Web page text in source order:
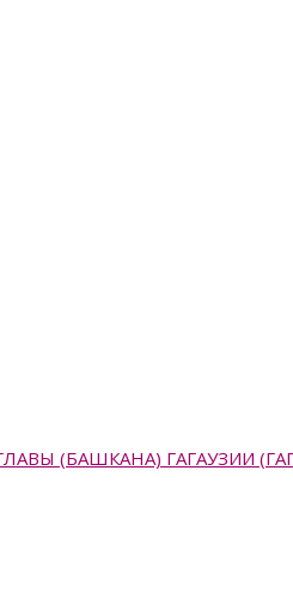
(БАШКАНА) ГАГАУЗИИ